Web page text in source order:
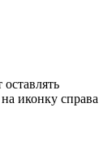
иконку справа